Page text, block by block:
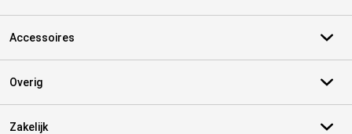
Accessoires
Overig
Zakelijk